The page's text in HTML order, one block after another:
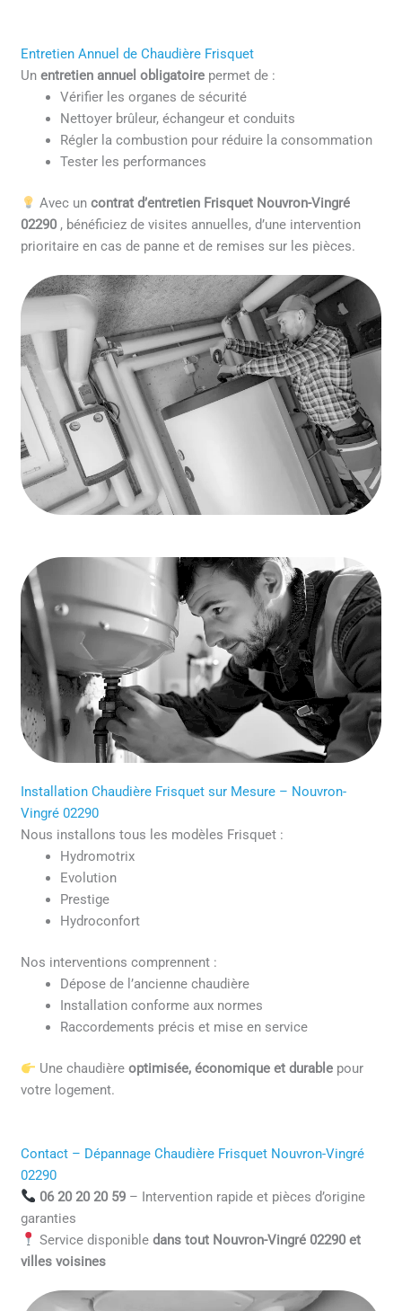
Entretien Annuel de Chaudière Frisquet
Unentretien annuel obligatoire permet de :
Vérifier les organes de sécurité
Nettoyer brûleur, échangeur et conduits
Régler la combustion pour réduire la consommation
Tester les performances
Avec un contrat d’entretien Frisquet Nouvron-Vingré
02290 , bénéficiez de visites annuelles, d’une intervention
prioritaire en cas de panne et de remises sur les pièces.
Installation Chaudière Frisquet sur Mesure – Nouvron-
Vingré 02290
Nous installons tous les modèles Frisquet :
Hydromotrix
Evolution
Prestige
Hydroconfort
Nos interventions comprennent :
Dépose de l’ancienne chaudière
Installation conforme aux normes
Raccordements précis et mise en service
Une chaudière optimisée, économique et durablepour
votre logement.
Contact – Dépannage Chaudière Frisquet Nouvron-Vingré
02290
06 20 20 20 59– Intervention rapide et pièces d’origine
garanties
Service disponible dans tout Nouvron-Vingré 02290 et
villes voisines